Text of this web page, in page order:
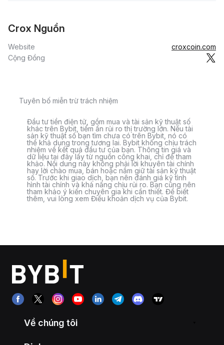
Crox Nguồn
Website
croxcoin.com
Cộng Đồng
Tuyên bố miễn trừ trách nhiệm
Đầu tư tiền điện tử, gồm mua và tài sản kỹ thuật số
khác trên Bybit, tiềm ẩn rủi ro thị trường lớn. Nếu tài
sản kỹ thuật số bạn tìm chưa có trên Bybit, nó có
thể khả dụng trong tương lai. Bybit không chịu trách
nhiệm về kết quả đầu tư của bạn. Thông tin giá và
dữ liệu tại đây lấy từ nguồn công khai, chỉ để tham
khảo. Nội dung này không phải lời khuyên tài chính
hay lời chào mua, bán hoặc nắm giữ tài sản kỹ thuật
số. Trước khi giao dịch, bạn nên đánh giá kỹ tình
hình tài chính và khả năng chịu rủi ro. Bạn cũng nên
tham khảo ý kiến chuyên gia khi cần thiết. Để biết
thêm, vui lòng xem Điều khoản dịch vụ của Bybit.
Về chúng tôi